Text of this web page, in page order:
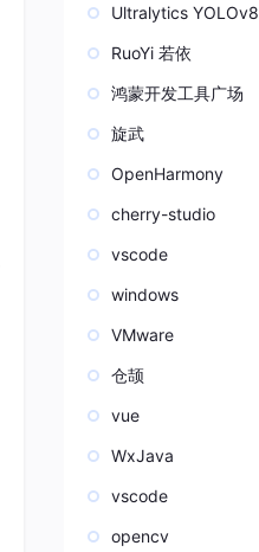
Ultralytics YOLOv8
RuoYi 若依
鸿蒙开发工具广场
旋武
OpenHarmony
cherry-studio
vscode
windows
VMware
仓颉
vue
WxJava
vscode
opencv